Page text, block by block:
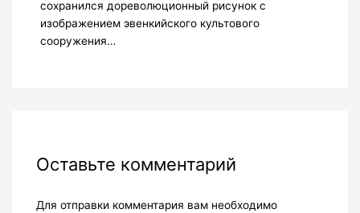
сохранился дореволюционный рисунок с
изображением эвенкийского культового
сооружения…
Оставьте комментарий
Для отправки комментария вам необходимо